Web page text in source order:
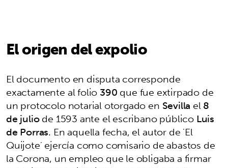
El origen del expolio
El documento en disputa corresponde
exactamente al folio390que fue extirpado de
un protocolo notarial otorgado en Sevilla el8
de juliode 1593 ante el escribano públicoLuis
de Porras. En aquella fecha, el autor de 'El
Quijote' ejercía como comisario de abastos de
la Corona, un empleo que le obligaba a firmar